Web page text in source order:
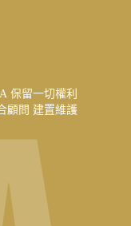
保留一切權利
顧問 建置維護